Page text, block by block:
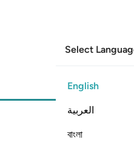
Select
English
العربية
বাংলা